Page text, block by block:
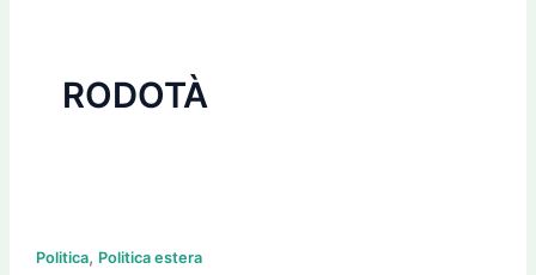
RODOTÀ
Politica, Politica estera
riprendere